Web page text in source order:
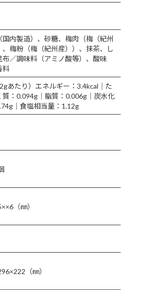
国内製造）、砂糖、梅肉（梅（紀州
、梅粉（梅（紀州産））、抹茶、し
布／調味料（アミノ酸等）、酸味
料
2gあたり）エネルギー：3.4kcal｜た
質：0.094g｜脂質：0.006g｜炭水化
｜食塩相当量：1.12g
（㎜）
（㎜）